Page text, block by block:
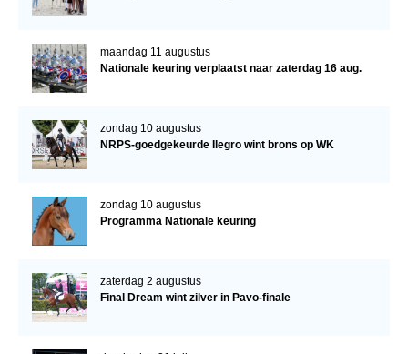
maandag 11 augustus
Nationale keuring verplaatst naar zaterdag 16 aug.
zondag 10 augustus
NRPS-goedgekeurde Ilegro wint brons op WK
zondag 10 augustus
Programma Nationale keuring
zaterdag 2 augustus
Final Dream wint zilver in Pavo-finale